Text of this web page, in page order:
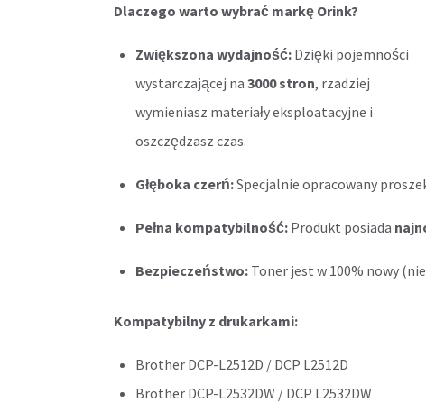
Dlaczego warto wybrać markę Orink?
Zwiększona wydajność: Dzięki pojemności
wystarczającej na 3000 stron, rzadziej
wymieniasz materiały eksploatacyjne i
oszczędzasz czas.
Głęboka czerń:Specjalnie opracowany
Pełna kompatybilność: Produkt posiada
Bezpieczeństwo: Toner jest w 100% nowy
Kompatybilny z drukarkami:
Brother DCP-L2512D / DCP L2512D
Brother DCP-L2532DW / DCP L2532DW